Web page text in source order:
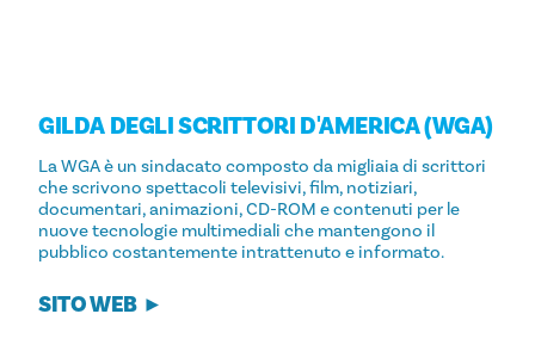
GILDA DEGLI SCRITTORI D'AMERICA (WGA)
La WGA è un sindacato composto da migliaia di scrittori
che scrivono spettacoli televisivi, film, notiziari,
documentari, animazioni, CD-ROM e contenuti per le
nuove tecnologie multimediali che mantengono il
pubblico costantemente intrattenuto e informato.
SITO WEB